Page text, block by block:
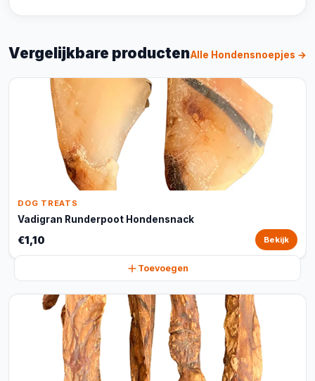
Vergelijkbare productenAlle Hondensnoepjes →
DOG TREATS
Vadigran Runderpoot Hondensnack
€1,10 Bekijk
Toevoegen